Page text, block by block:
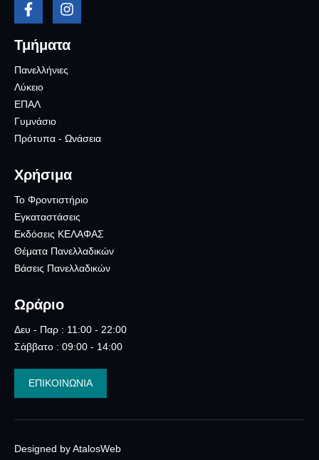
Τμήματα
Πανελλήνιες
Λύκειο
ΕΠΑΛ
Γυμνάσιο
Πρότυπα - Ωνάσεια
Χρήσιμα
Το Φροντιστήριο
Εγκαταστάσεις
Εκδόσεις ΚΕΛΑΦΑΣ
Θέματα Πανελλαδικών
Βάσεις Πανελλαδικών
Ωράριο
Δευ - Παρ : 11:00 - 22:00
Σάββατο : 09:00 - 14:00
ΕΠΙΚΟΙΝΩΝΙΑ
Designed by AtalosWeb